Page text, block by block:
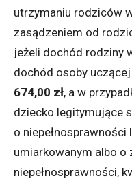
utrzymaniu rodziców
zasądzeniem od
jeżeli dochód rodziny
dochód osoby
674,00 zł, a w
dziecko legitymujące
o niepełnosprawności
umiarkowanym albo o
niepełnosprawności,